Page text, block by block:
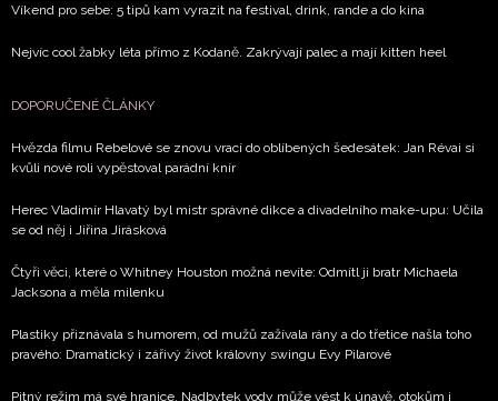
Víkend pro sebe: 5 tipů kam vyrazit na festival, drink, rande a do kina
Nejvíc cool žabky léta přímo z Kodaně. Zakrývají palec a mají kitten heel
DOPORUČENÉ ČLÁNKY
Hvězda filmu Rebelové se znovu vrací do oblíbených šedesátek: Jan Révai si
kvůli nové roli vypěstoval parádní knír
Herec Vladimír Hlavatý byl mistr správné dikce a divadelního make-upu: Učila
se od něj i Jiřina Jirásková
Čtyři věci, které o Whitney Houston možná nevíte: Odmítl ji bratr Michaela
Jacksona a měla milenku
Plastiky přiznávala s humorem, od mužů zažívala rány a do třetice našla toho
pravého: Dramatický i zářivý život královny swingu Evy Pilarové
Pitný režim má své hranice. Nadbytek vody může vést k únavě, otokům i